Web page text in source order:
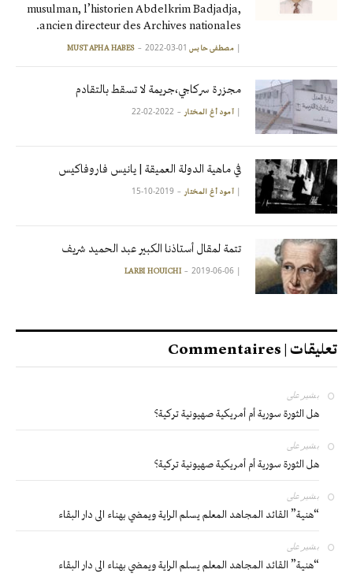
musulman, l’historien Abdelkrim Badjadja,
ancien directeur des Archives nationales.
| مصطفى حابس MUSTAPHA HABES 2022-03-01
مجزرة سركاجي،جريمة لا تسقط بالتقادم
| آمود أغ المختار 2022-02-22
في ماهية الدولة العميقة | يانيس فاروفاكيس
| آمود أغ المختار 2019-10-15
تتمة لمقال أستاذنا الكبير عبد الحميد شريف
|
LARBI HOUICHI 2019-06-06
تعليقات | Commentaires
بشير على
هل الثورة سورية أم أمريكية صهيونية تركية؟
بشير على
هل الثورة سورية أم أمريكية صهيونية تركية؟
بشير على
“هنية” القائد المجاهد المعلم يسلم الراية ويمضي بهناء الى دار البقاء
بشير على
“هنية” القائد المجاهد المعلم يسلم الراية ويمضي بهناء الى دار البقاء